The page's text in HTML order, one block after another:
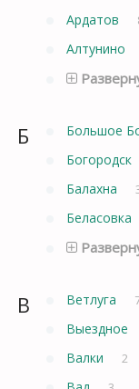
Ардатов
Алтунино
Б Большое
Богородск
Балахна
Беласовка
В Ветлуга
Выездное
Валки 2